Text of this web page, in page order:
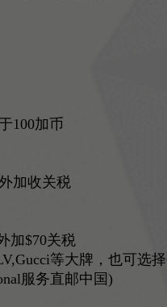
100加币
加收关税
加$70关税
等大牌，也可选择
服务直邮中国)